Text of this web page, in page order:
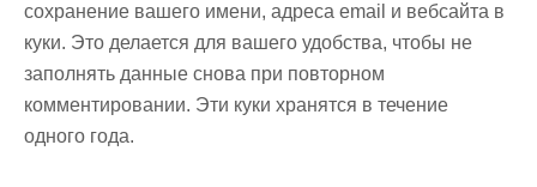
сохранение вашего имени, адреса email и вебсайта в
куки. Это делается для вашего удобства, чтобы не
заполнять данные снова при повторном
комментировании. Эти куки хранятся в течение
одного года.